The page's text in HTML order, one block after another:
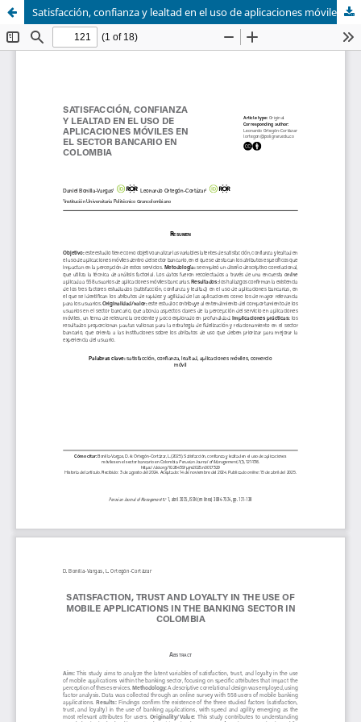
Satisfacción, confianza y lealtad en el uso de aplicaciones móviles en el sector bancario en Colombia